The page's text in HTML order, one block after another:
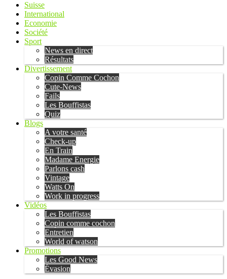
Suisse
International
Economie
Société
Sport
News en direct
Résultats
Divertissement
Copin Comme Cochon
Cute-News
Fails
Les Bouffistas
Quiz
Blogs
A votre santé
Check-up
En Train
Madame Energie
Parlons cash
Vintage
Watts On
Work in progress
Vidéos
Les Bouffistas
Copin comme cochon
Entretien
World of watson
Promotions
Les Good News
Évasion